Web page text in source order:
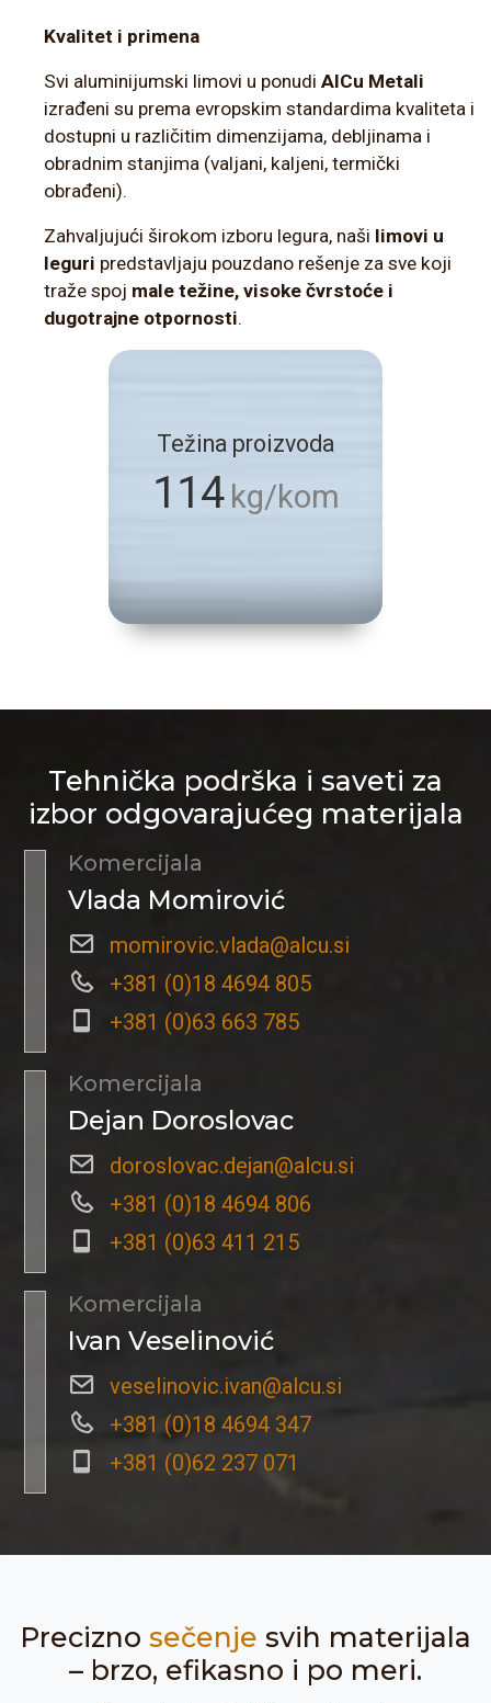
Kvalitet i primena
Svi aluminijumski limovi u ponudi AlCu Metali
izrađeni su prema evropskim standardima kvaliteta i
dostupni u različitim dimenzijama, debljinama i
obradnim stanjima (valjani, kaljeni, termički
obrađeni).
Zahvaljujući širokom izboru legura, naši limovi u
leguri predstavljaju pouzdano rešenje za sve koji
traže spoj male težine, visoke čvrstoće i
dugotrajne otpornosti.
Težina proizvoda
114 kg/kom
Tehnička podrška i saveti za
izbor odgovarajućeg materijala
Komercijala
Vlada Momirović
momirovic.vlada@alcu.si
+381 (0)18 4694 805
+381 (0)63 663 785
Komercijala
Dejan Doroslovac
doroslovac.dejan@alcu.si
+381 (0)18 4694 806
+381 (0)63 411 215
Komercijala
Ivan Veselinović
veselinovic.ivan@alcu.si
+381 (0)18 4694 347
+381 (0)62 237 071
Precizno sečenje svih materijala
– brzo, efikasno i po meri.